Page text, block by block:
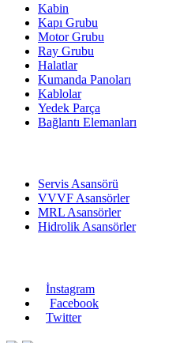
Kabin
Kapı Grubu
Motor Grubu
Ray Grubu
Halatlar
Kumanda Panoları
Kablolar
Yedek Parça
Bağlantı Elemanları
Servis Asansörü
VVVF Asansörler
MRL Asansörler
Hidrolik Asansörler
İnstagram
Facebook
Twitter